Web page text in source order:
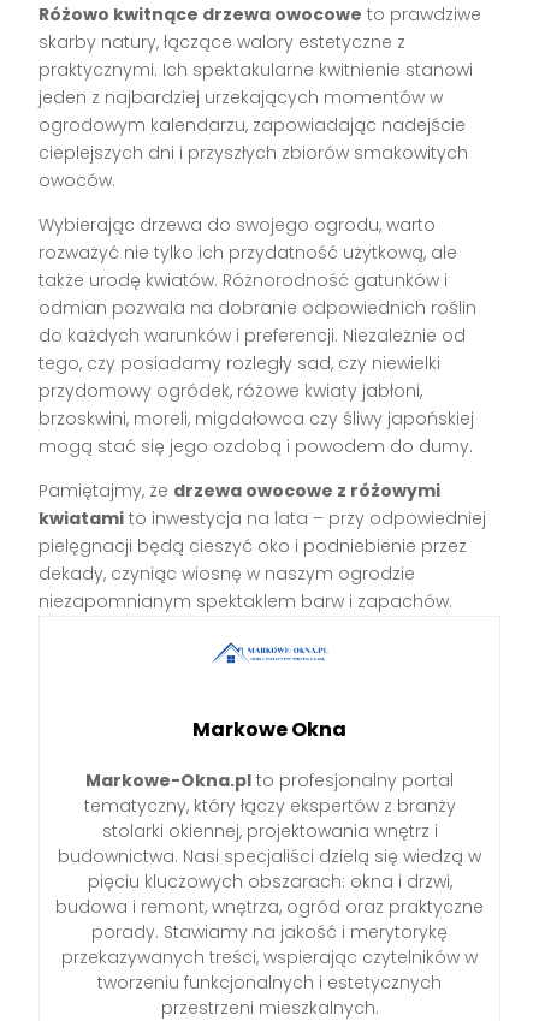
Różowo kwitnące drzewa owocowe to prawdziwe
skarby natury, łączące walory estetyczne z
praktycznymi. Ich spektakularne kwitnienie stanowi
jeden z najbardziej urzekających momentów w
ogrodowym kalendarzu, zapowiadając nadejście
cieplejszych dni i przyszłych zbiorów smakowitych
owoców.
Wybierając drzewa do swojego ogrodu, warto
rozważyć nie tylko ich przydatność użytkową, ale
także urodę kwiatów. Różnorodność gatunków i
odmian pozwala na dobranie odpowiednich roślin
do każdych warunków i preferencji. Niezależnie od
tego, czy posiadamy rozległy sad, czy niewielki
przydomowy ogródek, różowe kwiaty jabłoni,
brzoskwini, moreli, migdałowca czy śliwy japońskiej
mogą stać się jego ozdobą i powodem do dumy.
Pamiętajmy, że drzewa owocowe z różowymi
kwiatami to inwestycja na lata – przy odpowiedniej
pielęgnacji będą cieszyć oko i podniebienie przez
dekady, czyniąc wiosnę w naszym ogrodzie
niezapomnianym spektaklem barw i zapachów.
Markowe Okna
Markowe-Okna.pl to profesjonalny portal
tematyczny, który łączy ekspertów z branży
stolarki okiennej, projektowania wnętrz i
budownictwa. Nasi specjaliści dzielą się wiedzą w
pięciu kluczowych obszarach: okna i drzwi,
budowa i remont, wnętrza, ogród oraz praktyczne
porady. Stawiamy na jakość i merytorykę
przekazywanych treści, wspierając czytelników w
tworzeniu funkcjonalnych i estetycznych
przestrzeni mieszkalnych.